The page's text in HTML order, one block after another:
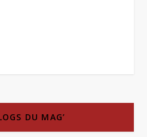
DU MAG’